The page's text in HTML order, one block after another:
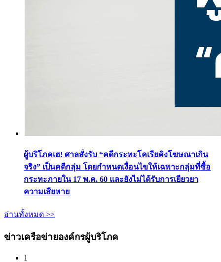
ผู้บริโภคเฮ! ศาลสั่งรับ “คดีกระทะโคเรียคิงโฆษณาเกิน
จริง” เป็นคดีกลุ่ม โดยกำหนดเงื่อนไขให้เฉพาะกลุ่มที่ซื้อ
กระทะภายใน 17 พ.ค. 60 และยังไม่ได้รับการเยียวยา
ความเสียหาย
อ่านทั้งหมด >>
ข่าวเครือข่ายองค์กรผู้บริโภค
1